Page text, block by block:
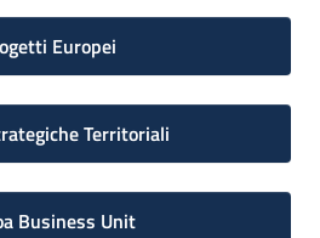
Europei
Territoriali
Business Unit